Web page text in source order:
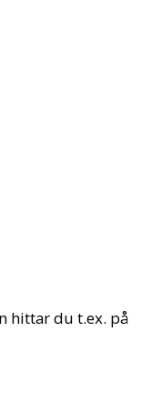
hittar du t.ex. på